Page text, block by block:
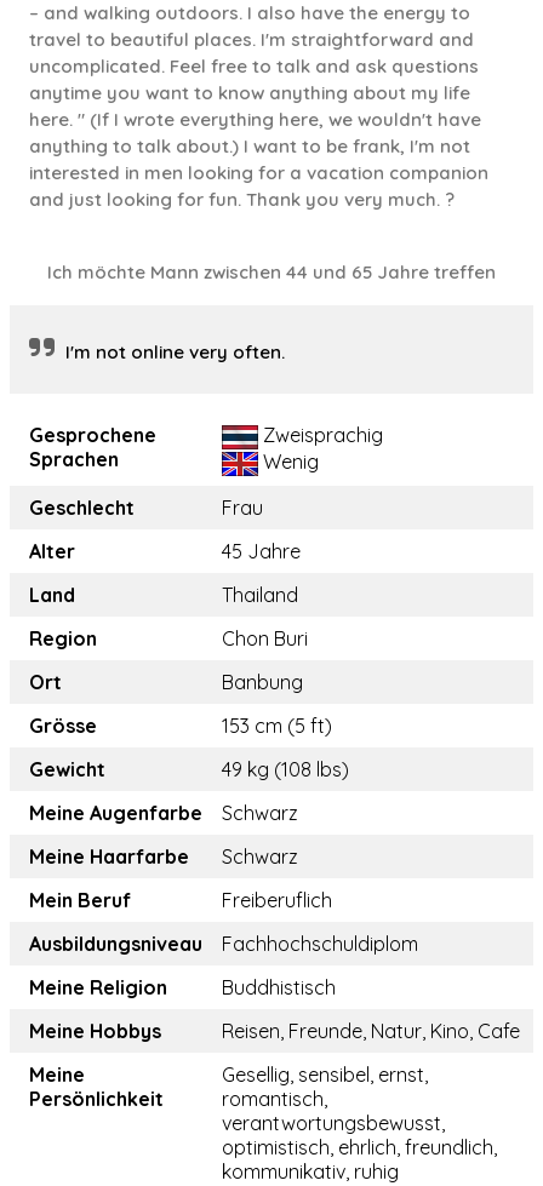
– and walking outdoors. I also have the energy to
travel to beautiful places. I'm straightforward and
uncomplicated. Feel free to talk and ask questions
anytime you want to know anything about my life
here. " (If I wrote everything here, we wouldn't have
anything to talk about.) I want to be frank, I'm not
interested in men looking for a vacation companion
and just looking for fun. Thank you very much. ?
Ich möchte Mann zwischen 44 und 65 Jahre treffen
I'm not online very often.
Gesprochene
Sprachen
Zweisprachig
Wenig
Geschlecht
Frau
Alter
45 Jahre
Land
Thailand
Region
Chon Buri
Ort
Banbung
Grösse
153 cm (5 ft)
Gewicht
49 kg (108 lbs)
Meine Augenfarbe
Schwarz
Meine Haarfarbe
Schwarz
Mein Beruf
Freiberuflich
Ausbildungsniveau
Fachhochschuldiplom
Meine Religion
Buddhistisch
Meine Hobbys
Reisen, Freunde, Natur, Kino, Cafe
Meine
Persönlichkeit
Gesellig, sensibel, ernst,
romantisch,
verantwortungsbewusst,
optimistisch, ehrlich, freundlich,
kommunikativ, ruhig